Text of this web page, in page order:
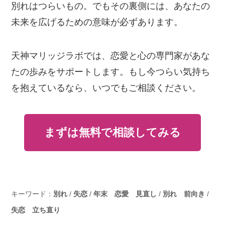
別れはつらいもの。でもその裏側には、あなたの
未来を広げるための意味が必ずあります。
天神マリッジラボでは、恋愛と心の専門家があな
たの歩みをサポートします。もし今つらい気持ち
を抱えているなら、いつでもご相談ください。
まずは無料で相談してみる
キーワード： 別れ / 失恋 /年末 恋愛 見直し / 別れ 前向き /
失恋 立ち直り